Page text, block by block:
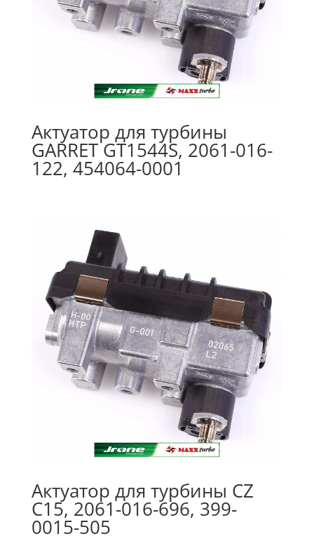
Актуатор для турбины
GARRET GT1544S, 2061-016-
122, 454064-0001
Актуатор для турбины CZ
C15, 2061-016-696, 399-
0015-505